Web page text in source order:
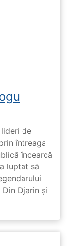
de
întreaga
încearcă
luptat să
Djarin și